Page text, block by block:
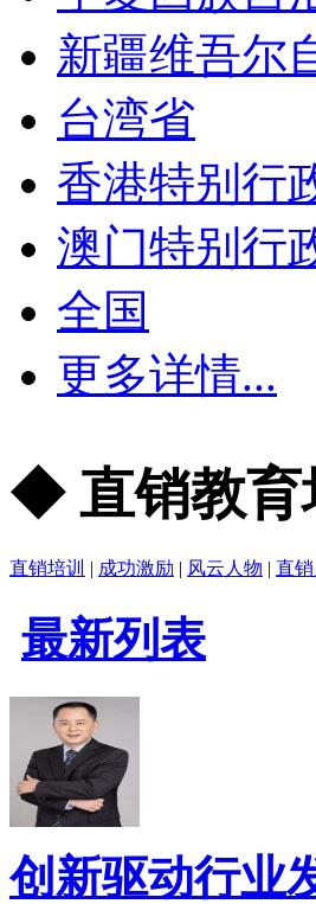
新疆维吾尔
台湾省
香港特别行
澳门特别行
全国
更多详情...
◆ 直销教育
直销培训 | 成功激励 | 风云人物 | 直
最新列表
创新驱动行业